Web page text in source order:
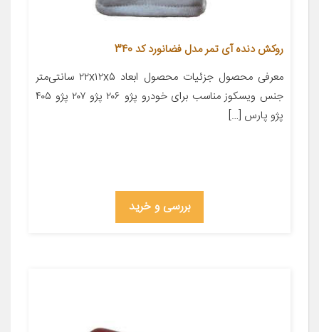
روکش دنده آی تمر مدل فضانورد کد 340
معرفی محصول جزئیات محصول ابعاد ۲۲x۱۲x۵ سانتی‌متر
جنس ویسکوز مناسب برای خودرو پژو ۲۰۶ پژو ۲۰۷ پژو ۴۰۵
پژو پارس […]
بررسی و خرید